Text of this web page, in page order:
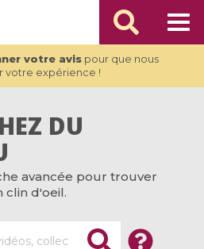
votre avispour que nous
votre expérience !
DU
avancée pour trouver
clin d'oeil.